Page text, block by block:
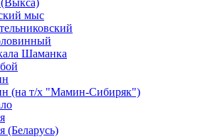
мыс
Шаманка
(на т/х "Мамин-Сибиряк")
(Беларусь)